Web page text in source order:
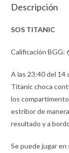
Descripción
SOS TITANIC
Calificación BGG:
A las 23:40 del 14
Titanic choca
los
estribor de
resultado y a
Se puede jugar